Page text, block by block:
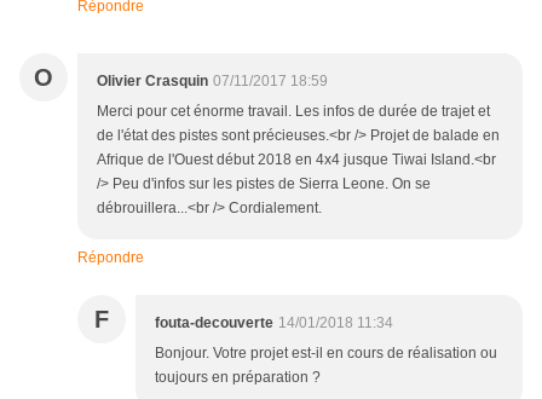
Répondre
O Olivier Crasquin 07/11/2017 18:59
Merci pour cet énorme travail. Les infos de durée de trajet et
de l'état des pistes sont précieuses.<br /> Projet de balade en
Afrique de l'Ouest début 2018 en 4x4 jusque Tiwai Island.<br
/> Peu d'infos sur les pistes de Sierra Leone. On se
débrouillera...<br /> Cordialement.
Répondre
F fouta-decouverte 14/01/2018 11:34
Bonjour. Votre projet est-il en cours de réalisation ou
toujours en préparation ?